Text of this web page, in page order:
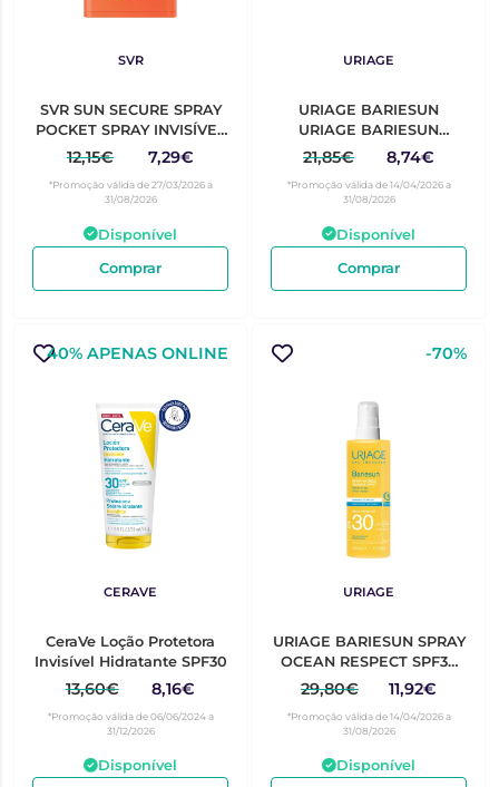
SVR
SVR SUN SECURE SPRAY
POCKET SPRAY INVISÍVEL
SPF50+ 20ML
12,15€ 7,29€
*Promoção válida de 27/03/2026 a
31/08/2026
Disponível
Comprar
URIAGE
URIAGE BARIESUN
URIAGE BARIESUN
CREME HIDRAT OCEAN
RESPECT SPF30 50ML
21,85€ 8,74€
*Promoção válida de 14/04/2026 a
31/08/2026
Disponível
Comprar
40% APENAS ONLINE
CERAVE
CeraVe Loção Protetora
Invisível Hidratante SPF30
13,60€ 8,16€
*Promoção válida de 06/06/2024 a
31/12/2026
Disponível
-70%
URIAGE
URIAGE BARIESUN SPRAY
OCEAN RESPECT SPF30
200ML
29,80€ 11,92€
*Promoção válida de 14/04/2026 a
31/08/2026
Disponível